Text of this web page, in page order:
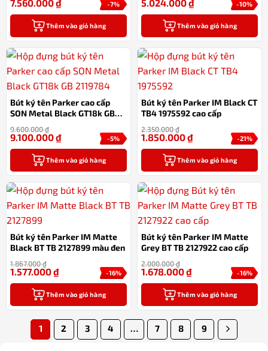
-7%
7.560.000₫
Thêm vào giỏ hàng
-10%
5.024.000₫
Thêm vào giỏ hàng
Bút ký tên Parker cao cấp
SON Metal Black GT18k GB
9.600.000₫
-5%
9.100.000₫
Thêm vào giỏ hàng
Bút ký tên Parker IM Black CT
TB4 1975592 cao cấp
2.350.000₫
-21%
1.850.000₫
Thêm vào giỏ hàng
Bút ký tên Parker IM Matte
Black BT TB 2127899 màu đen
1.867.000₫
-16%
1.577.000₫
Thêm vào giỏ hàng
Bút ký tên Parker IM Matte
Grey BT TB 2127922 cao cấp
2.000.000₫
-16%
1.678.000₫
Thêm vào giỏ hàng
1 2 3 4 … 7 8 9